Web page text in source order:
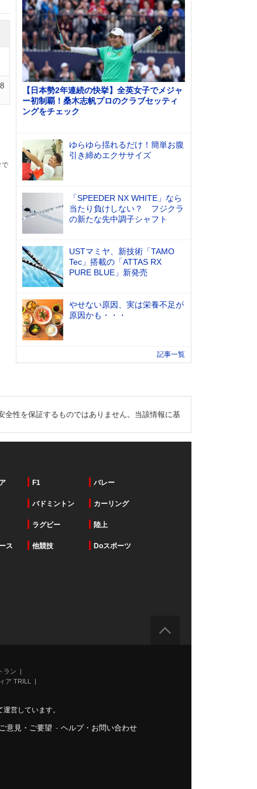
で
【日本勢2年連続の快挙】全英女子でメジャ
ー初制覇！桑木志帆プロのクラブセッティ
ングをチェック
ゆらゆら揺れるだけ！簡単お腹
引き締めエクササイズ
「SPEEDER NX WHITE」なら
当たり負けしない？ フジクラ
の新たな先中調子シャフト
USTマミヤ、新技術「TAMO
Tec」搭載の「ATTAS RX
PURE BLUE」新発売
やせない原因、実は栄養不足が
原因かも・・・
記事一覧
性を保証するものではありません。当該情報に基
F1 バレー
バドミントン カーリング
ラグビー 陸上
ス 他競技 Doスポーツ
ラン
ア TRILL
営しています。
ご意見・ご要望 - ヘルプ・お問い合わせ